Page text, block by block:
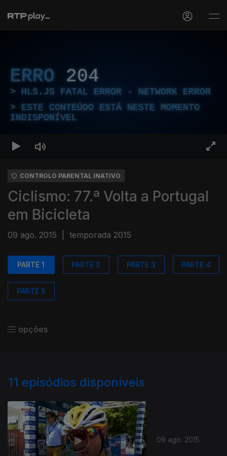
ERRO 204
HLS.JS FATAL ERROR - NETWORK ERROR
ESTE CONTEÚDO ESTÁ NESTE MOMENTO
INDISPONÍVEL
CONTROLO PARENTAL INATIVO
Ciclismo: 77.ª Volta a Portugal
em Bicicleta
09 ago. 2015 temporada 2015
PARTE 1 PARTE 2 PARTE 3 PARTE 4
PARTE 5
opções
11 episódios disponíveis
09 ago. 2015